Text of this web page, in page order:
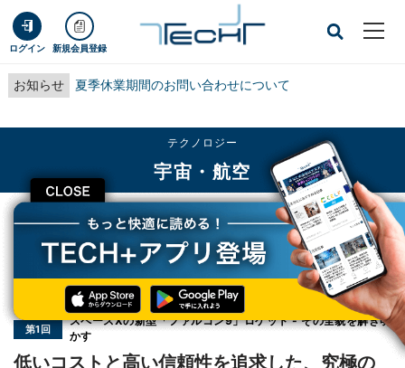
ログイン 新規会員登録
お知らせ 夏季休業期間のお問い合わせについて
CLOSE
テクノロジー
宇宙・航空
TECH+ テクノロジー
宇宙・航空
低いコストと高い信頼性を追求した、究極のファルコン9が誕生
第1回
スペースXの新型「ファルコン9」ロケット - その全貌を解き明
かす
低いコストと高い信頼性を追求した、究極の